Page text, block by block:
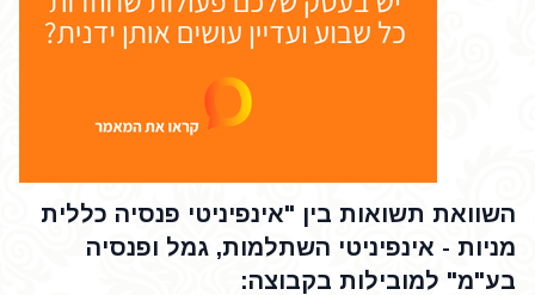
השוואת תשואות בין "אינפיניטי פנסיה כללית
מניות - אינפיניטי השתלמות, גמל ופנסיה
בע"מ" למובילות בקבוצה: